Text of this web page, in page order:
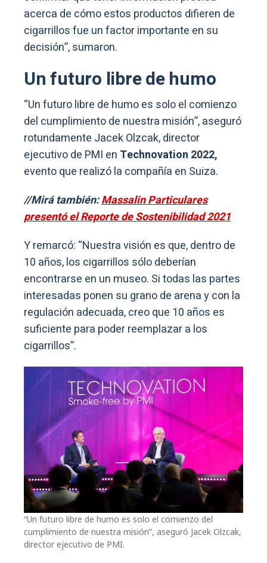
acerca de cómo estos productos difieren de
cigarrillos fue un factor importante en su
decisión”, sumaron.
Un futuro libre de humo
“Un futuro libre de humo es solo el comienzo
del cumplimiento de nuestra misión”, aseguró
rotundamente Jacek Olzcak, director
ejecutivo de PMI en Technovation 2022,
evento que realizó la compañía en Suiza.
//Mirá también:Massalin Particulares
presentó el Reporte de Sostenibilidad 2021
Y remarcó: “Nuestra visión es que, dentro de
10 años, los cigarrillos sólo deberían
encontrarse en un museo. Si todas las partes
interesadas ponen su grano de arena y con la
regulación adecuada, creo que 10 años es
suficiente para poder reemplazar a los
cigarrillos”.
“Un futuro libre de humo es solo el comienzo del
cumplimiento de nuestra misión”, aseguró Jacek Olzcak,
director ejecutivo de PMI.